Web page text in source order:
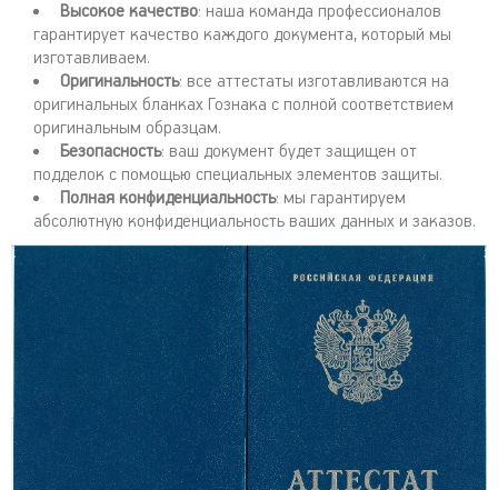
Высокое качество: наша команда профессионалов
гарантирует качество каждого документа, который мы
изготавливаем.
Оригинальность: все аттестаты изготавливаются на
оригинальных бланках Гознака с полной соответствием
оригинальным образцам.
Безопасность: ваш документ будет защищен от
подделок с помощью специальных элементов защиты.
Полная конфиденциальность: мы гарантируем
абсолютную конфиденциальность ваших данных и заказов.